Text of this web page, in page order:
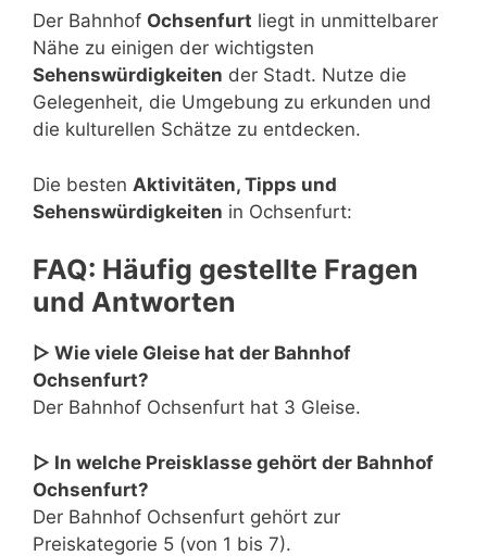
Der Bahnhof Ochsenfurt liegt in unmittelbarer
Nähe zu einigen der wichtigsten
Sehenswürdigkeiten der Stadt. Nutze die
Gelegenheit, die Umgebung zu erkunden und
die kulturellen Schätze zu entdecken.
Die besten Aktivitäten, Tipps und
Sehenswürdigkeiten in Ochsenfurt:
FAQ: Häufig gestellte Fragen
und Antworten
▷ Wie viele Gleise hat der Bahnhof
Ochsenfurt?
Der Bahnhof Ochsenfurt hat 3 Gleise.
▷ In welche Preisklasse gehört der Bahnhof
Ochsenfurt?
Der Bahnhof Ochsenfurt gehört zur
Preiskategorie 5 (von 1 bis 7).